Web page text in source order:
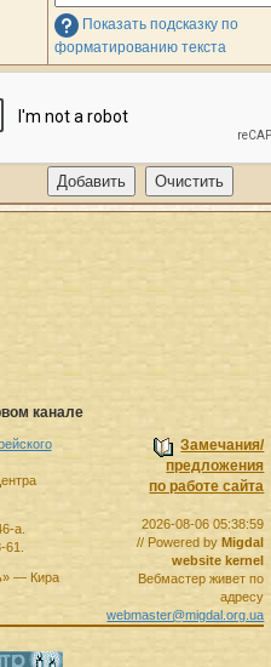
Показать подсказку по
форматированию текста
канале
Замечания/
предложения
по работе сайта
2026-08-06 05:38:59
// Powered byMigdal
website kernel
Вебмастер живет по
адресу
webmaster@migdal.org.ua
а.
61
— Кира